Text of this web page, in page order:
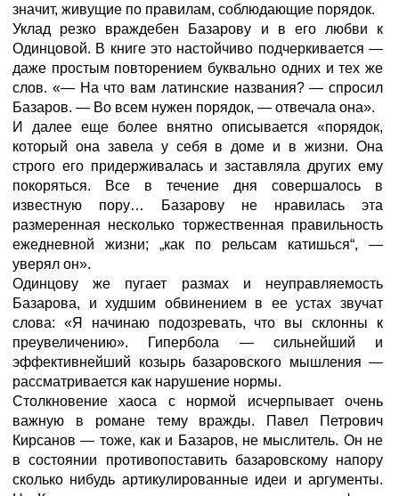
значит, живущие по правилам, соблюдающие порядок.
Уклад резко враждебен Базарову и в его любви к
Одинцовой. В книге это настойчиво подчеркивается —
даже простым повторением буквально одних и тех же
слов. «— На что вам латинские названия? — спросил
Базаров. — Во всем нужен порядок, — отвечала она».
И далее еще более внятно описывается «порядок,
который она завела у себя в доме и в жизни. Она
строго его придерживалась и заставляла других ему
покоряться. Все в течение дня совершалось в
известную пору… Базарову не нравилась эта
размеренная несколько торжественная правильность
ежедневной жизни; „как по рельсам катишься“, —
уверял он».
Одинцову же пугает размах и неуправляемость
Базарова, и худшим обвинением в ее устах звучат
слова: «Я начинаю подозревать, что вы склонны к
преувеличению». Гипербола — сильнейший и
эффективнейший козырь базаровского мышления —
рассматривается как нарушение нормы.
Столкновение хаоса с нормой исчерпывает очень
важную в романе тему вражды. Павел Петрович
Кирсанов — тоже, как и Базаров, не мыслитель. Он не
в состоянии противопоставить базаровскому напору
сколько нибудь артикулированные идеи и аргументы.